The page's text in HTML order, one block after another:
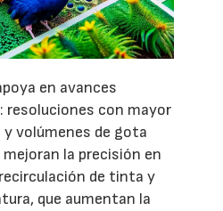
en avances
resoluciones con mayor
y volúmenes de gota
la precisión en
de tinta y
que aumentan la